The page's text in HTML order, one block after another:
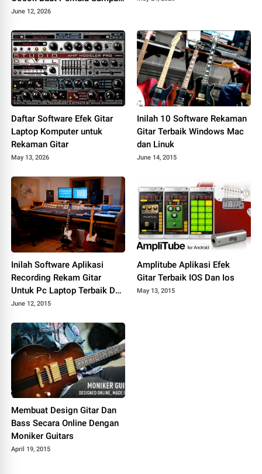
Konten Kreator
June 12, 2026
Daftar Software Efek Gitar
Laptop Komputer untuk
Rekaman Gitar
May 13, 2026
Inilah 10 Software Rekaman
Gitar Terbaik Windows Mac
dan Linuk
June 14, 2015
Inilah Software Aplikasi
Recording Rekam Gitar
Untuk Pc Laptop Terbaik Dan
Ringan
June 12, 2015
Amplitube Aplikasi Efek
Gitar Terbaik IOS Dan Ios
May 13, 2015
Membuat Design Gitar Dan
Bass Secara Online Dengan
Moniker Guitars
April 19, 2015